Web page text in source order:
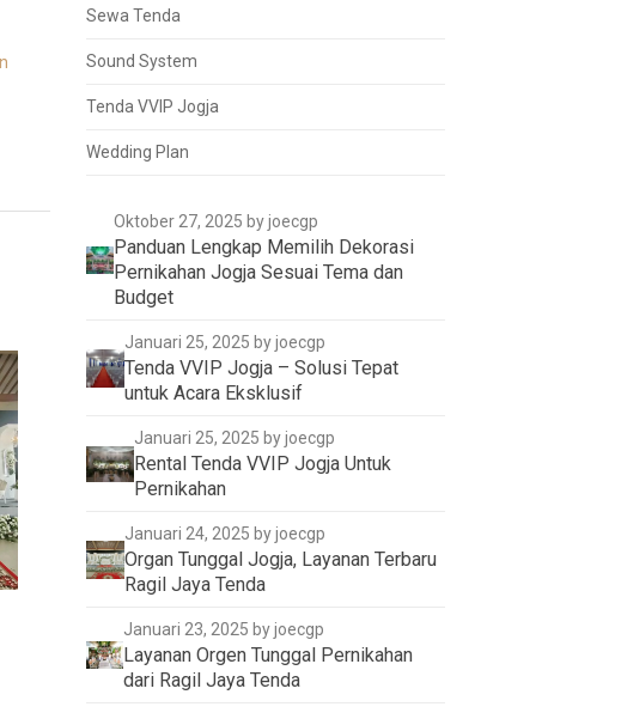
Sewa Tenda
Sound System
Tenda VVIP Jogja
Wedding Plan
Oktober 27, 2025 by joecgp
Panduan Lengkap Memilih Dekorasi
Pernikahan Jogja Sesuai Tema dan
Budget
Januari 25, 2025 by joecgp
Tenda VVIP Jogja – Solusi Tepat
untuk Acara Eksklusif
Januari 25, 2025 by joecgp
Rental Tenda VVIP Jogja Untuk
Pernikahan
Januari 24, 2025 by joecgp
Organ Tunggal Jogja, Layanan Terbaru
Ragil Jaya Tenda
Januari 23, 2025 by joecgp
Layanan Orgen Tunggal Pernikahan
dari Ragil Jaya Tenda